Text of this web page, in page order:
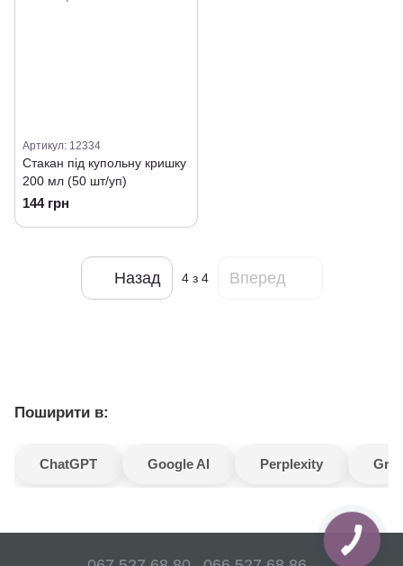
Артикул: 12334
Стакан під купольну кришку
200 мл (50 шт/уп)
144 грн
Назад 4з 4 Вперед
Поширити в:
ChatGPT Google AI Perplexity